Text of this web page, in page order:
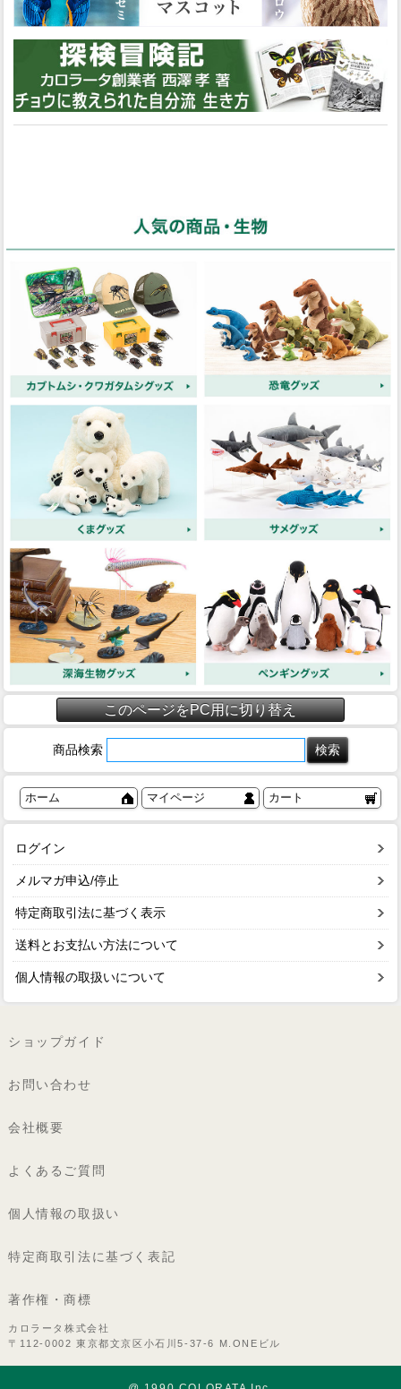
このページをPC用に切り替え
商品検索
ホーム マイページ カート
ログイン
メルマガ申込/停止
特定商取引法に基づく表示
送料とお支払い方法について
個人情報の取扱いについて
ショップガイド
お問い合わせ
会社概要
よくあるご質問
個人情報の取扱い
特定商取引法に基づく表記
著作権・商標
カロラータ株式会社
〒112-0002 東京都文京区小石川5-37-6 M.ONEビル